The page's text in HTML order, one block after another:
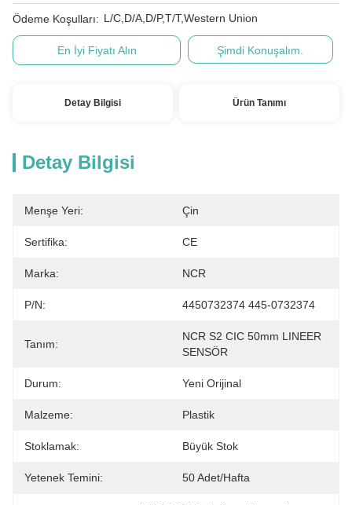
Ödeme Koşulları: L/C,D/A,D/P,T/T,Western Union
En İyi Fiyatı Alın Şimdi Konuşalım.
Detay Bilgisi Ürün Tanımı
Detay Bilgisi
Menşe Yeri: Çin
Sertifika: CE
Marka: NCR
P/N: 4450732374 445-0732374
Tanım:
NCR S2 CIC 50mm LINEER
SENSÖR
Durum: Yeni Orijinal
Malzeme: Plastik
Stoklamak: Büyük Stok
Yetenek Temini: 50 Adet/hafta